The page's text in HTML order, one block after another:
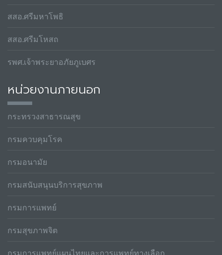
สสอ.ศรีมหาโพธิ
สสอ.ศรีมโหสถ
รพศ.เจ้าพระยาอภัยภูเบศร
หน่วยงานภายนอก
กระทรวงสาธารณสุข
กรมควบคุมโรค
กรมอนามัย
กรมสนับสนุนบริการสุขภาพ
กรมการแพทย์
กรมสุขภาพจิต
กรมการแพทย์แผนไทยและการแพทย์ทางเลือก